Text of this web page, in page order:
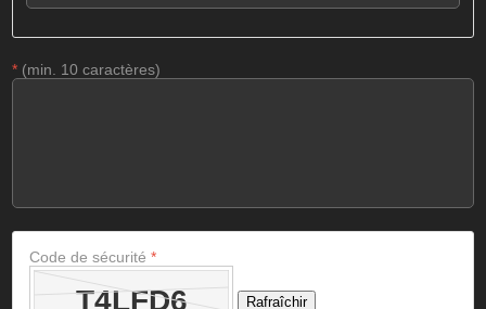
* (min. 10 caractères)
Code de sécurité*
Rafraîchir